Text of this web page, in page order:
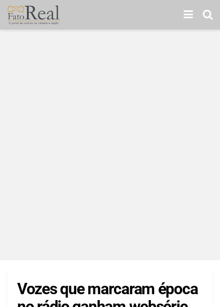
Vozes que marcaram época